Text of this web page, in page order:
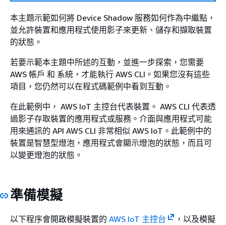
本主題示範如何將 Device Shadow 服務如何作為中繼點，
並允許裝置和應用程式使用影子來更新、儲存和擷取裝置
的狀態。
若要示範本主題中所述的互動，並進一步探索，您需要
AWS 帳戶 和 系統，才能執行 AWS CLI。如果您沒有這些
項目，您仍然可以在程式碼範例中看到互動。
在此範例中， AWS IoT 主控台代表裝置。 AWS CLI 代表透
過影子存取裝置的應用程式或服務。介面與應用程式可能
用來通訊的 API AWS CLI 非常相似 AWS IoT。此範例中的
裝置是智慧型燈泡，應用程式會顯示燈泡的狀態，而且可
以變更燈泡的狀態。
準備模擬
以下程序會開啟模擬裝置的 AWS IoT 主控台
，以及模擬